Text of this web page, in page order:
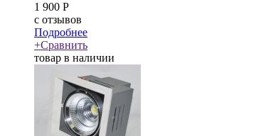
1 900 Р
c отзывов
Подробнее
+Сравнить
товар в наличии